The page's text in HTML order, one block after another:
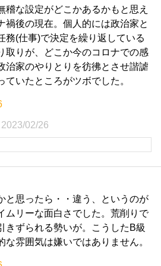
稽な設定がどこかあるかもと思え
禍後の現在。個人的には政治家と
務(仕事)で決定を繰り返している
取りが、どこか今のコロナでの感
治家のやりとりを彷彿とさせ諧謔
ていたところがツボでした。
2023/02/26
と思ったら・・違う、というのが
ムリーな面白さでした。荒削りで
きずられる勢いが。こうしたB級
な雰囲気は嫌いではありません。